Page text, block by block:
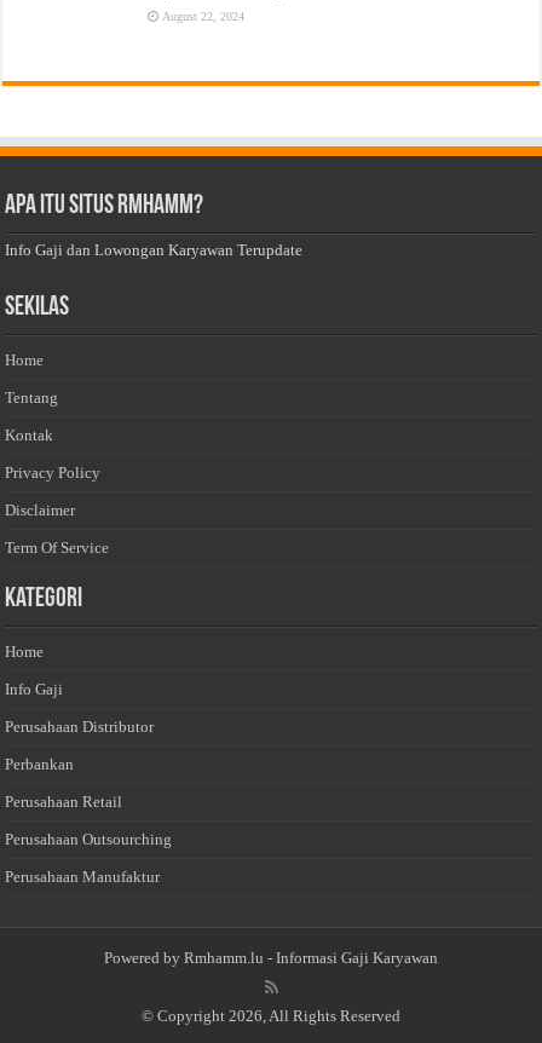
August 22, 2024
Apa Itu Situs Rmhamm?
Info Gaji dan Lowongan Karyawan Terupdate
Sekilas
Home
Tentang
Kontak
Privacy Policy
Disclaimer
Term Of Service
Kategori
Home
Info Gaji
Perusahaan Distributor
Perbankan
Perusahaan Retail
Perusahaan Outsourching
Perusahaan Manufaktur
Powered by Rmhamm.lu - Informasi Gaji Karyawan
© Copyright 2026, All Rights Reserved